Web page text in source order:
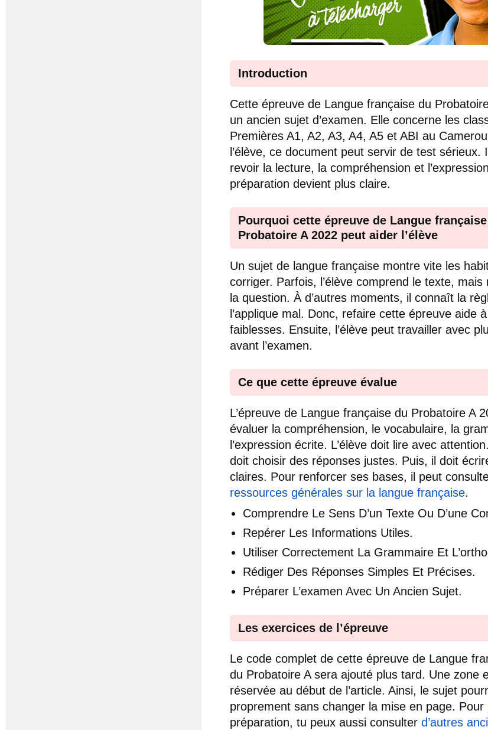
Introduction
Cette épreuve de Langue française du
un ancien sujet d’examen. Elle concerne les
Premières A1, A2, A3, A4, A5 et ABI au
l’élève, ce document peut servir de test sérieux.
revoir la lecture, la compréhension et
préparation devient plus claire.
Pourquoi cette épreuve de Langue
Probatoire A 2022 peut aider l’élève
Un sujet de langue française montre vite les
corriger. Parfois, l’élève comprend le texte, mais
la question. À d’autres moments, il connaît la
l’applique mal. Donc, refaire cette épreuve aide
faiblesses. Ensuite, l’élève peut travailler avec
avant l’examen.
Ce que cette épreuve évalue
L’épreuve de Langue française du Probatoire A
évaluer la compréhension, le vocabulaire, la
l’expression écrite. L’élève doit lire avec
doit choisir des réponses justes. Puis, il doit
claires. Pour renforcer ses bases, il peut
ressources générales sur la langue française.
Comprendre Le Sens D’un Texte Ou D’une
Repérer Les Informations Utiles.
Utiliser Correctement La Grammaire Et
Rédiger Des Réponses Simples Et Précises.
Préparer L’examen Avec Un Ancien Sujet.
Les exercices de l’épreuve
Le code complet de cette épreuve de Langue
du Probatoire A sera ajouté plus tard. Une zone
réservée au début de l’article. Ainsi, le sujet
proprement sans changer la mise en page. Pour
préparation, tu peux aussi consulter d’autres